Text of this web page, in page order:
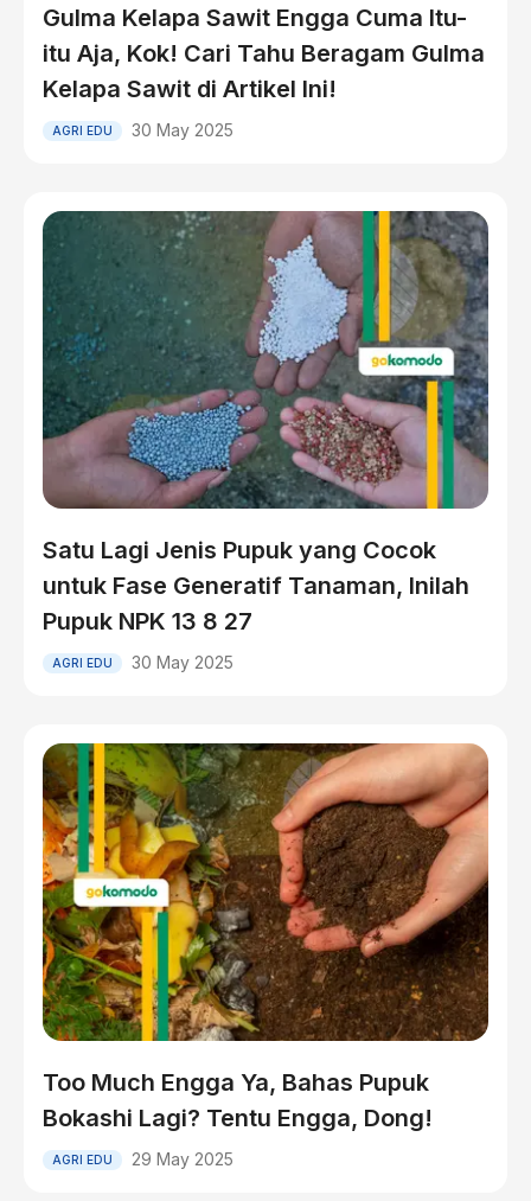
Gulma Kelapa Sawit Engga Cuma Itu-
itu Aja, Kok! Cari Tahu Beragam Gulma
Kelapa Sawit di Artikel Ini!
AGRI EDU 30 May 2025
Satu Lagi Jenis Pupuk yang Cocok
untuk Fase Generatif Tanaman, Inilah
Pupuk NPK 13 8 27
AGRI EDU 30 May 2025
Too Much Engga Ya, Bahas Pupuk
Bokashi Lagi? Tentu Engga, Dong!
AGRI EDU 29 May 2025